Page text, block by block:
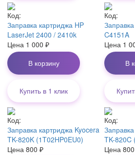
Код:
Заправка картриджа HP
LaserJet 2400 / 2410k
Цена 1 000 ₽
В корзину
Купить в 1 клик
Код:
C4151A
Цена 1
В
Код:
Заправка картриджа Kyocera
TK-820K (1T02HP0EU0)
Цена 800 ₽
Код:
TK-820C
Цена 800